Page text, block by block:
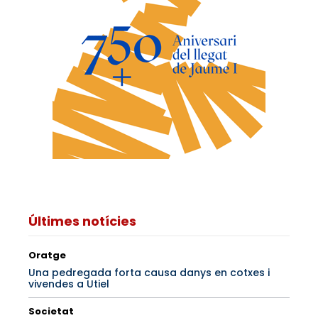
Últimes notícies
Oratge
Una pedregada forta causa danys en cotxes i
vivendes a Utiel
Societat